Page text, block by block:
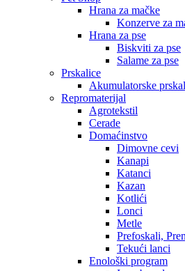
Hrana za mačke
Konzerve za
Hrana za pse
Biskviti za pse
Salame za pse
Prskalice
Akumulatorske
Repromaterijal
Agrotekstil
Cerade
Domaćinstvo
Dimovne cevi
Kanapi
Katanci
Kazan
Kotlići
Lonci
Metle
Prefoskali,
Tekući lanci
Enološki program